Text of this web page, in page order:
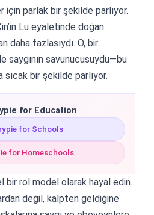
için parlak bir şekilde parlıyor.
Lu eyaletinde doğan
fazlasıydı. O, bir
saygının savunucusuydu—bu
bir şekilde parlıyor.
for Education
for Schools
for Homeschools
bir rol model olarak hayal edin.
değil, kalpten geldiğine